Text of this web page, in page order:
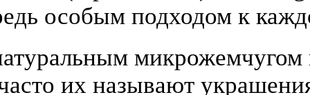
особым подходом к
микрожемчугом
их называют